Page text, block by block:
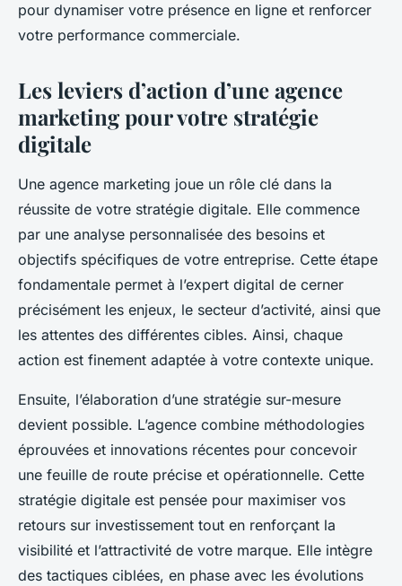
pour dynamiser votre présence en ligne et renforcer
votre performance commerciale.
Les leviers d’action d’une agence
marketing pour votre stratégie
digitale
Une agence marketing joue un rôle clé dans la
réussite de votre stratégie digitale. Elle commence
par une analyse personnalisée des besoins et
objectifs spécifiques de votre entreprise. Cette étape
fondamentale permet à l’expert digital de cerner
précisément les enjeux, le secteur d’activité, ainsi que
les attentes des différentes cibles. Ainsi, chaque
action est finement adaptée à votre contexte unique.
Ensuite, l’élaboration d’une stratégie sur-mesure
devient possible. L’agence combine méthodologies
éprouvées et innovations récentes pour concevoir
une feuille de route précise et opérationnelle. Cette
stratégie digitale est pensée pour maximiser vos
retours sur investissement tout en renforçant la
visibilité et l’attractivité de votre marque. Elle intègre
des tactiques ciblées, en phase avec les évolutions